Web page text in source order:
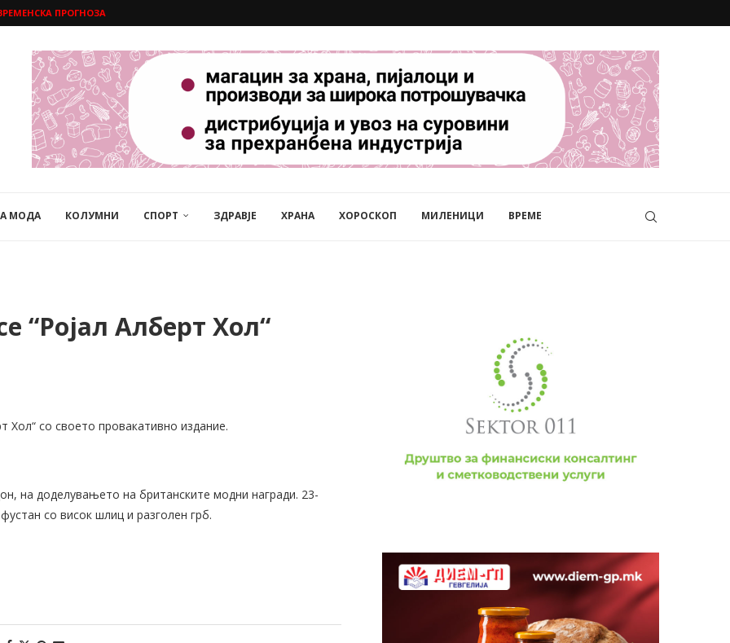
ПРОГНОЗА
МОДА КОЛУМНИ СПОРТ ЗДРАВЈЕ ХРАНА ХОРОСКОП МИЛЕНИЦИ ВРЕМЕ
“Ројал Алберт Хол“
Хол“ со своето провакативно издание.
на доделувањето на британските модни награди. 23-
со висок шлиц и разголен грб.